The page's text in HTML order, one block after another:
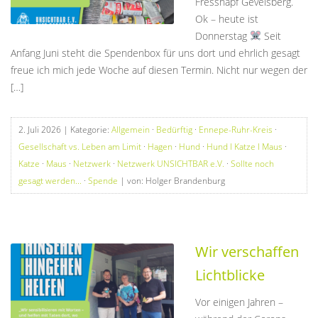
Ok – heute ist
Donnerstag
Seit
Anfang Juni steht die Spendenbox für uns dort und ehrlich gesagt
freue ich mich jede Woche auf diesen Termin. Nicht nur wegen der
[…]
2. Juli 2026 | Kategorie: Allgemein · Bedürftig · Ennepe-Ruhr-Kreis ·
Gesellschaft vs. Leben am Limit · Hagen · Hund · Hund I Katze I Maus ·
Katze · Maus · Netzwerk · Netzwerk UNSICHTBAR e.V. · Sollte noch
gesagt werden... · Spende | von: Holger Brandenburg
Wir verschaffen
Lichtblicke
Vor einigen Jahren –